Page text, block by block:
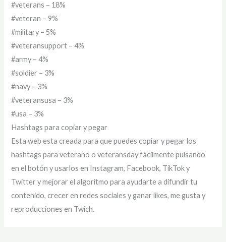
#veterans – 18%
#veteran – 9%
#military – 5%
#veteransupport – 4%
#army – 4%
#soldier – 3%
#navy – 3%
#veteransusa – 3%
#usa – 3%
Hashtags para copiar y pegar
Esta web esta creada para que puedes copiar y pegar los
hashtags para veterano o veteransday fácilmente pulsando
en el botón y usarlos en Instagram, Facebook, TikTok y
Twitter y mejorar el algoritmo para ayudarte a difundir tu
contenido, crecer en redes sociales y ganar likes, me gusta y
reproducciones en Twich.